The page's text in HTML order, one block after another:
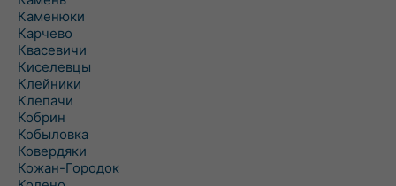
Каменюки
Карчево
Квасевичи
Киселевцы
Клейники
Клепачи
Кобрин
Кобыловка
Ковердяки
Кожан-Городок